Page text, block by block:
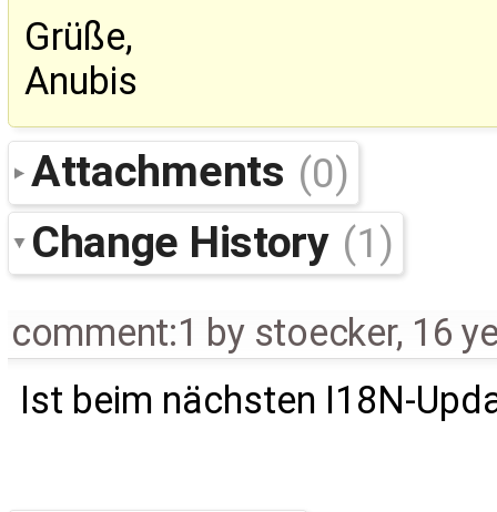
Grüße,
Anubis
Attachments (0)
Change History (1)
comment:1 by stoecker, 16
Ist beim nächsten I18N-